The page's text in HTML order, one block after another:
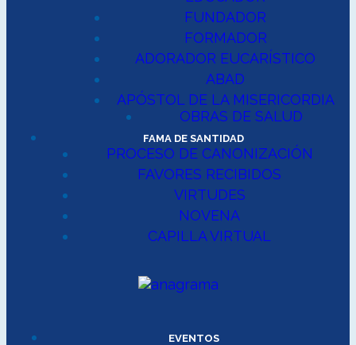
FUNDADOR
FORMADOR
ADORADOR EUCARÍSTICO
ABAD
APÓSTOL DE LA MISERICORDIA
OBRAS DE SALUD
FAMA DE SANTIDAD
PROCESO DE CANONIZACIÓN
FAVORES RECIBIDOS
VIRTUDES
NOVENA
CAPILLA VIRTUAL
EVENTOS